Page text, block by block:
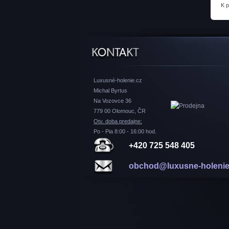
K
Luxusné-holenie.cz
Michal Byrtus
Na Vozovce 36
779 00 Olomouc, ČR
Otv. doba predajne:
Po - Pia 8:00 - 16:00 hod.
+420 725 548 405
obchod@luxusne-